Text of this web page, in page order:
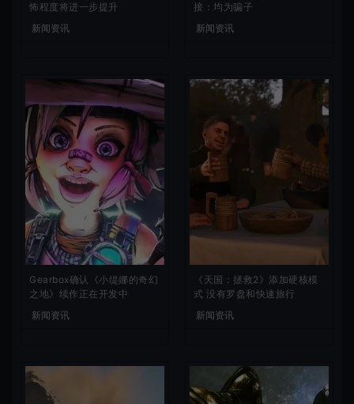
怖程度将进一步提升
新闻资讯
接：均为骗子
新闻资讯
Gearbox确认《小缇娜的奇幻
之地》续作正在开发中
新闻资讯
《天国：拯救2》添加硬核模
式 没有罗盘和快速旅行
新闻资讯